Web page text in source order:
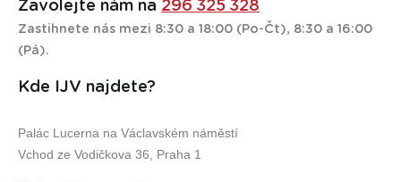
přidáme nějaký dárek jako naši omluvu.
Zavolejte nám na 296 325 328
Zastihnete nás mezi 8:30 a 18:00 (Po-Čt), 8:30 a 16:00
(Pá).
Kde IJV najdete?
Palác Lucerna na Václavském náměstí
Vchod ze Vodičkova 36, Praha 1